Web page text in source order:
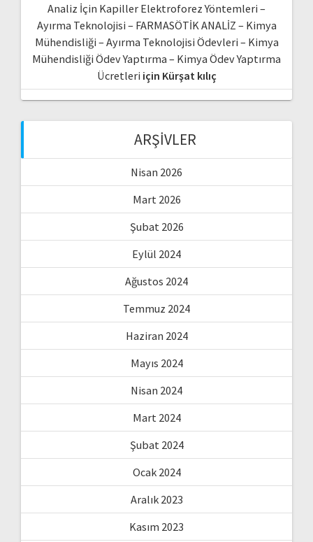
Analiz İçin Kapiller Elektroforez Yöntemleri –
Ayırma Teknolojisi – FARMASÖTİK ANALİZ – Kimya
Mühendisliği – Ayırma Teknolojisi Ödevleri – Kimya
Mühendisliği Ödev Yaptırma – Kimya Ödev Yaptırma
Ücretleri için Kürşat kılıç
ARŞIVLER
Nisan 2026
Mart 2026
Şubat 2026
Eylül 2024
Ağustos 2024
Temmuz 2024
Haziran 2024
Mayıs 2024
Nisan 2024
Mart 2024
Şubat 2024
Ocak 2024
Aralık 2023
Kasım 2023